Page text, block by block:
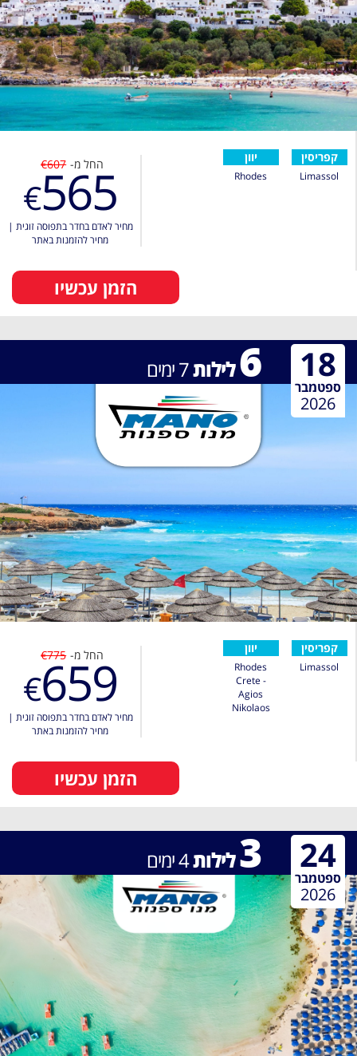
קפריסין
Limassol
יוון
Rhodes
החל מ- €607
€565
מחיר לאדם בחדר בתפוסה זוגית |
מחיר להזמנות באתר
הזמן עכשיו
6לילות7ימים 18
ספטמבר
2026
קפריסין
Limassol
יוון
Rhodes
Crete -
Agios
Nikolaos
החל מ- €775
€659
מחיר לאדם בחדר בתפוסה זוגית |
מחיר להזמנות באתר
הזמן עכשיו
3לילות4ימים 24
ספטמבר
2026